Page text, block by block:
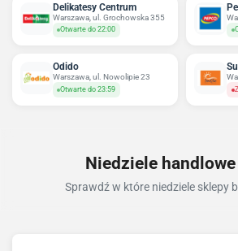
Delikatesy Centrum
Warszawa, ul. Grochowska 355
Otwarte do 22:00
Odido
Warszawa, ul. Nowolipie 23
Otwarte do 23:59
Niedziele
Sprawdź w które niedziele sklepy